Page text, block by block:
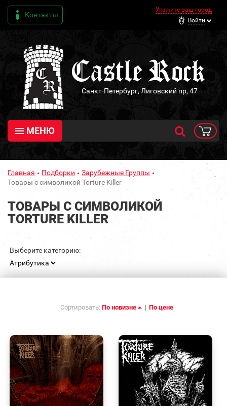
Контакты
Укажите ваш город
Войти
Санкт-Петербург, Лиговский пр, 47
МЕНЮ
Главная Подборки
Зарубежные Группы
Товары с символикой Torture Killer
ТОВАРЫ С СИМВОЛИКОЙ
TORTURE KILLER
Выберите категорию:
Сортировать: По новизне | По цене